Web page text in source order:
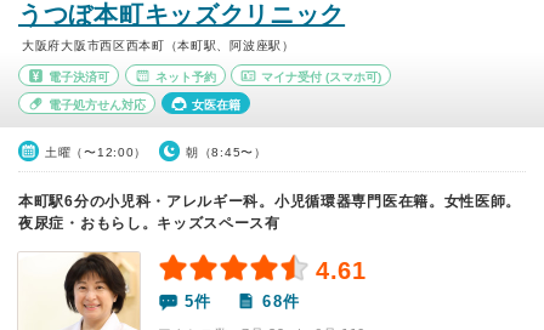
うつぼ本町キッズクリニック
大阪府大阪市西区西本町（本町駅、阿波座駅）
電子決済可 ネット予約 マイナ受付 (スマホ可)
電子処方せん対応 女医在籍
土曜（〜12:00） 朝（8:45〜）
本町駅6分の小児科・アレルギー科。小児循環器専門医在籍。女性医師。
夜尿症・おもらし。キッズスペース有
4.61
5件 68件